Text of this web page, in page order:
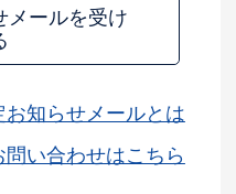
メールを受け
お知らせメールとは
問い合わせはこちら